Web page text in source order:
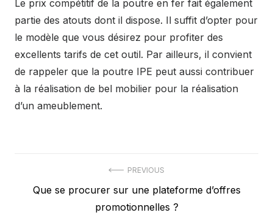
Le prix compétitif de la poutre en fer fait également
partie des atouts dont il dispose. Il suffit d’opter pour
le modèle que vous désirez pour profiter des
excellents tarifs de cet outil. Par ailleurs, il convient
de rappeler que la poutre IPE peut aussi contribuer
à la réalisation de bel mobilier pour la réalisation
d’un ameublement.
PREVIOUS
Previous
Que se procurer sur une plateforme d’offres
promotionnelles ?